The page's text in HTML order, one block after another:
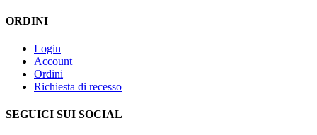
ORDINI
Login
Account
Ordini
Richiesta di recesso
SEGUICI SUI SOCIAL